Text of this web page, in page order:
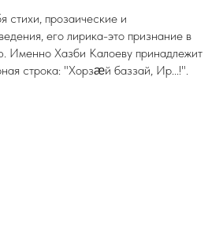
стихи, прозаические и
его лирика-это признание в
Именно Хазби Калоеву принадлежит
строка: "Хорзӕй баззай, Ир...!".